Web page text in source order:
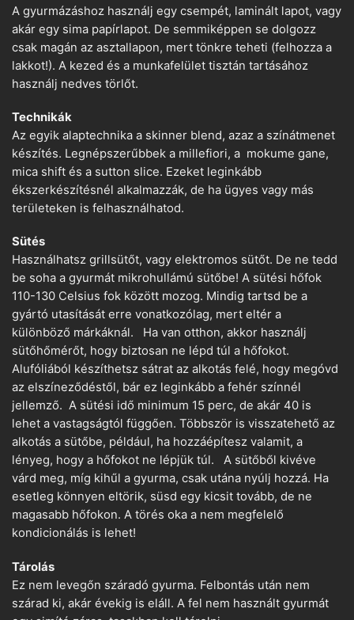
A gyurmázáshoz használj egy csempét, laminált lapot, vagy
akár egy sima papírlapot. De semmiképpen se dolgozz
csak magán az asztallapon, mert tönkre teheti (felhozza a
lakkot!). A kezed és a munkafelület tisztán tartásához
használj nedves törlőt.
Technikák
Az egyik alaptechnika a skinner blend, azaz a színátmenet
készítés. Legnépszerűbbek a millefiori, a mokume gane,
mica shift és a sutton slice. Ezeket leginkább
ékszerkészítésnél alkalmazzák, de ha ügyes vagy más
területeken is felhasználhatod.
Sütés
Használhatsz grillsütőt, vagy elektromos sütőt. De ne tedd
be soha a gyurmát mikrohullámú sütőbe! A sütési hőfok
110-130 Celsius fok között mozog. Mindig tartsd be a
gyártó utasítását erre vonatkozólag, mert eltér a
különböző márkáknál. Ha van otthon, akkor használj
sütőhőmérőt, hogy biztosan ne lépd túl a hőfokot.
Alufóliából készíthetsz sátrat az alkotás felé, hogy megóvd
az elszíneződéstől, bár ez leginkább a fehér színnél
jellemző. A sütési idő minimum 15 perc, de akár 40 is
lehet a vastagságtól függően. Többször is visszatehető az
alkotás a sütőbe, például, ha hozzáépítesz valamit, a
lényeg, hogy a hőfokot ne lépjük túl. A sütőből kivéve
várd meg, míg kihűl a gyurma, csak utána nyúlj hozzá. Ha
esetleg könnyen eltörik, süsd egy kicsit tovább, de ne
magasabb hőfokon. A törés oka a nem megfelelő
kondicionálás is lehet!
Tárolás
Ez nem levegőn száradó gyurma. Felbontás után nem
szárad ki, akár évekig is eláll. A fel nem használt gyurmát